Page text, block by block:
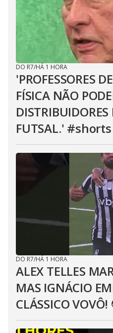
DO R7/HÁ 1 HORA
'PROFESSORES
FÍSICA NÃO
FUTSAL.' #shorts
DO R7/HÁ 1 HORA
ALEX TELLES
MAS IGNÁCIO
CLÁSSICO